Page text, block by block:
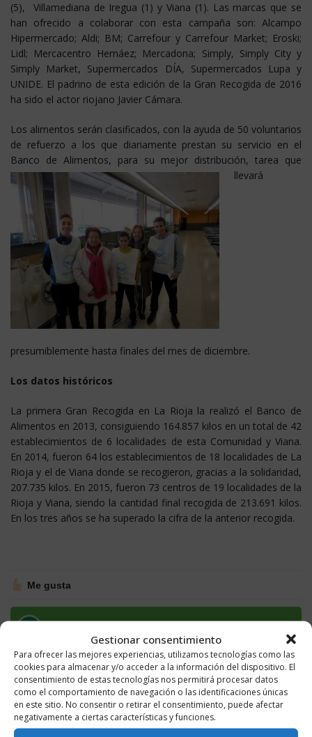
Gestionar consentimiento
Para ofrecer las mejores experiencias, utilizamos tecnologías como las
cookies para almacenar y/o acceder a la información del dispositivo. El
consentimiento de estas tecnologías nos permitirá procesar datos
como el comportamiento de navegación o las identificaciones únicas
en este sitio. No consentir o retirar el consentimiento, puede afectar
negativamente a ciertas características y funciones.
(5), Villamediana de Iregua (1) y Viana (1). Las marcas que se
han ofrecido a colaborar con esta campaña son: Alcampo
Hipermercado; Aldi; BM; Carrefour y Carrefour Market; Eroski;
Lidl; Mercacentro Hernáez; Mercadona; Simply, Simply City y
Simply Market, Supermercados DÍA, Supermercados Lupa y
UNIDE. El padrino de esta edición de la Gran Recogida de 2016
ha sido el actor riojano Javier Cámara.
Los alimentos serán clasificados, con la ayuda de 50 voluntarios
de refuerzo a los que diariamente prestan su servicio en el
Banco de Alimentos, para su mejor distribución, tarea que
llevará
presumiblemente hasta finales del mes de diciembre.
Los datos históricos
La primera Gran Recogida en La Rioja la realizó el Banco de
Alimentos en 2013, consiguiendo 164.857 kilos en un total de 42
establecimientos de 6 localidades de esta Comunidad y Viana.
En 2014, fueron 64 los establecimientos de 18 localidades de La
Rioja y el de Viana donde se recogieron, gracias a la solidaridad,
207.735 kilos. En 2015, fueron 73 centros de 19 localidades de la
Rioja y Viana, siendo la cantidad final recogida de 213.691 kilos.
En los tres años se ha superado la cifra de la anterior recogida.
Me gusta
Compartir en WhatsApp
ETIQUETAS BANCO DE ALIMENTOS GRAN RECOGIDA